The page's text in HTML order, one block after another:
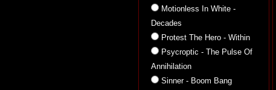
Motionless In White -
Decades
Protest The Hero - Within
Psycroptic - The Pulse Of
Annihilation
Sinner - Boom Bang